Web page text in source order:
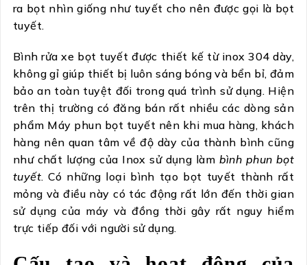
ra bọt nhìn giống như tuyết cho nên được gọi là bọt
tuyết.
Bình rửa xe bọt tuyết được thiết kế từ inox 304 dày,
không gỉ giúp thiết bị luôn sáng bóng và bển bỉ, đảm
bảo an toàn tuyệt đối trong quá trình sử dụng. Hiện
trên thị trường có đăng bán rất nhiều các dòng sản
phẩm Máy phun bọt tuyết nên khi mua hàng, khách
hàng nên quan tâm về độ dày của thành bình cũng
như chất lượng của Inox sử dụng làm bình phun bọt
tuyết. Có những loại bình tạo bọt tuyết thành rất
mỏng và điều này có tác động rất lớn đến thời gian
sử dụng của máy và đồng thời gây rất nguy hiểm
trực tiếp đối với người sử dụng.